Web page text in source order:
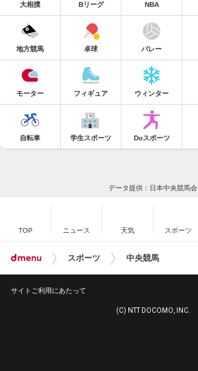
大相撲 Bリーグ NBA
地方競馬 卓球 バレー
モーター フィギュア ウィンター
自転車 学生スポーツ Doスポーツ
データ提供：日本中央競馬会
TOP ニュース 天気 スポーツ
スポーツ 中央競馬
サイトご利用にあたって
(C) NTT DOCOMO, INC.